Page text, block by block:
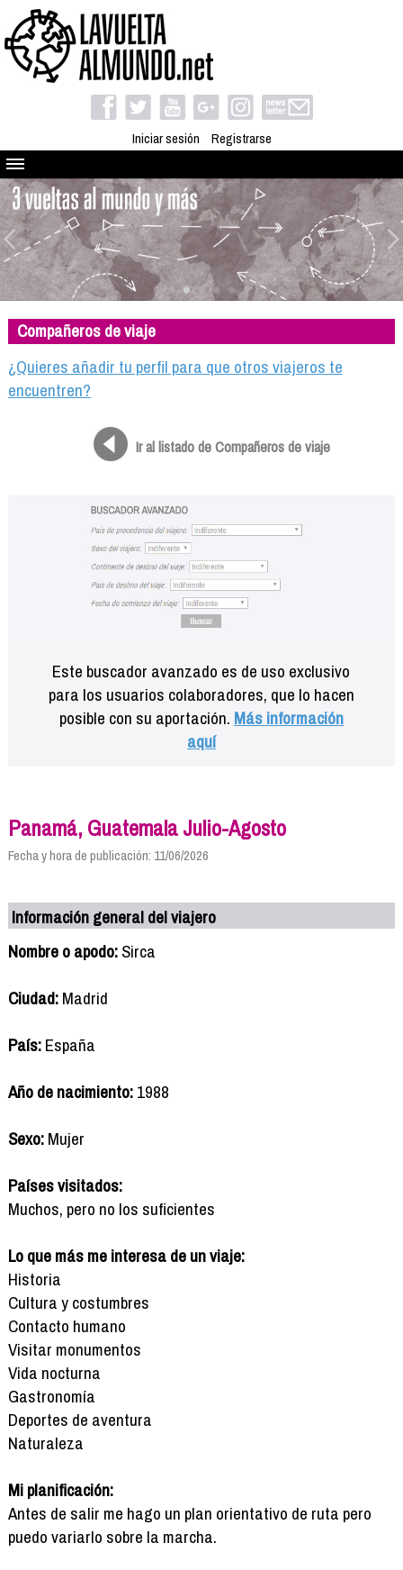
Iniciar sesión Registrarse
Quienes somos
El proyecto
Blog
Viaja con nosotros
Camino solidario
Libros
Compañeros de viaje
Compañeros de viaje
¿Quieres añadir tu perfil para que otros viajeros te
encuentren?
Ir al listado de Compañeros de viaje
Este buscador avanzado es de uso exclusivo
para los usuarios colaboradores, que lo hacen
posible con su aportación. Más información
aquí
Panamá, Guatemala Julio-Agosto
Fecha y hora de publicación: 11/06/2026
Información general del viajero
Nombre o apodo:Sirca
Ciudad:Madrid
País:España
Año de nacimiento:1988
Sexo:Mujer
Países visitados:
Muchos, pero no los suficientes
Lo que más me interesa de un viaje:
Historia
Cultura y costumbres
Contacto humano
Visitar monumentos
Vida nocturna
Gastronomía
Deportes de aventura
Naturaleza
Mi planificación:
Antes de salir me hago un plan orientativo de ruta pero
puedo variarlo sobre la marcha.